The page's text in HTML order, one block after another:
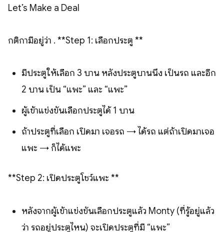
Let’s Make a Deal
กติกามีอยู่ว่า . **Step 1: เลือกประตู **
มีประตูให้เลือก 3 บาน หลังประตูบานนึง เป็นรถ และอีก
2 บาน เป็น “แพะ” และ “แพะ”
ผู้เข้าแข่งขันเลือกประตูได้ 1 บาน
ถ้าประตูที่เลือก เปิดมา เจอรถ → ได้รถ แต่ถ้าเปิดมาเจอ
แพะ → ก็ได้แพะ
**Step 2: เปิดประตูโชว์แพะ **
หลังจากผู้เข้าแข่งขันเลือกประตูแล้ว Monty (ที่รู้อยู่แล้ว
ว่า รถอยู่ประตูไหน) จะเปิดประตูที่มี “แพะ”